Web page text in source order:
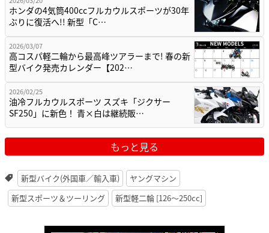
ホンダの4気筒400ccフルカウルスポーツが30年
ぶりに復活へ!! 新型「C…
2026/03/07
高コスパ軽二輪から最高峰ツアラーまで! 春の新
型バイク発売カレンダー【202…
2026/02/25
油冷フルカウルスポーツ スズキ「ジクサー
SF250」に新色！ 青×白は継続販…
もっと見る
新型バイク(外国車／輸入車)
ヤングマシン
新型スポーツ＆ツーリング
新型軽二輪 [126〜250cc]